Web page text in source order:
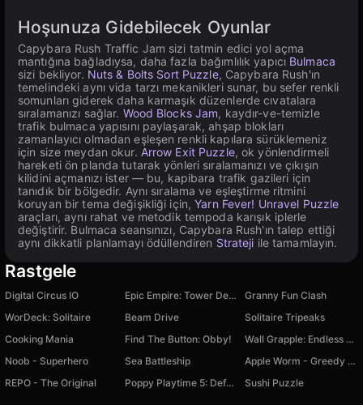
Hoşunuza Gidebilecek Oyunlar
Capybara Rush Traffic Jam sizi tatmin edici yol açma
mantığına bağladıysa, daha fazla bağımlılık yapıcı Bulmaca
sizi bekliyor. Nuts & Bolts Sort Puzzle, Capybara Rush'ın
temelindeki aynı vida tarzı mekanikleri sunar, bu sefer renkli
somunları giderek daha karmaşık düzenlerde cıvatalara
sıralamanızı sağlar. Wood Blocks Jam, kaydır-ve-temizle
trafik bulmaca yapısını paylaşarak, ahşap blokları
zamanlayıcı olmadan eşleşen renkli kapılara sürüklemeniz
için size meydan okur. Arrow Exit Puzzle, ok yönlendirmeli
hareketi ön planda tutarak yönleri sıralamanızı ve çıkışın
kilidini açmanızı ister — bu, kapibara trafik gazileri için
tanıdık bir bölgedir. Aynı sıralama ve eşleştirme ritmini
koruyan bir tema değişikliği için,Yarn Fever! Unravel Puzzle
araçları, aynı rahat ve metodik tempoda karışık iplerle
değiştirir. Bulmaca seansınızı, Capybara Rush'ın talep ettiği
aynı dikkatli planlamayı ödüllendiren Strateji ile tamamlayın.
Rastgele
Digital Circus IO Epic Empire: Tower Defense
Granny Fun Clash
WorDeck: Solitaire
Beam Drive
Solitaire Tripeaks
Cooking Mania
Find The Button: Obby!
Wall Grapple: Endless Climb
Noob - Superhero
Sea Battleship
Apple Worm - Greedy Puzzle Snake
REPO - The Original
Poppy Playtime 5: Defeat the Prototype Sushi Puzzle